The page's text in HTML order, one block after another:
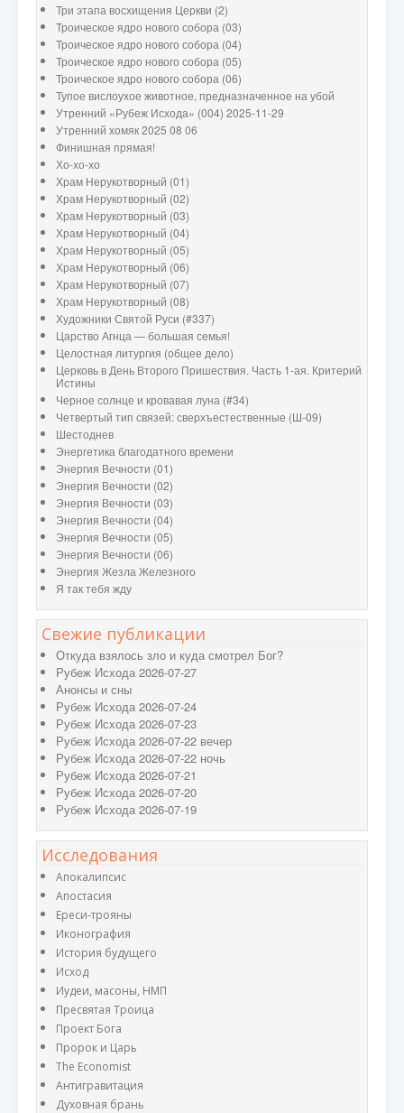
Три этапа восхищения Церкви (2)
Троическое ядро нового собора (03)
Троическое ядро нового собора (04)
Троическое ядро нового собора (05)
Троическое ядро нового собора (06)
Тупое вислоухое животное, предназначенное на убой
Утренний «Рубеж Исхода» (004) 2025-11-29
Утренний хомяк 2025 08 06
Финишная прямая!
Хо-хо-хо
Храм Нерукотворный (01)
Храм Нерукотворный (02)
Храм Нерукотворный (03)
Храм Нерукотворный (04)
Храм Нерукотворный (05)
Храм Нерукотворный (06)
Храм Нерукотворный (07)
Храм Нерукотворный (08)
Художники Святой Руси (#337)
Царство Агнца — большая семья!
Целостная литургия (общее дело)
Церковь в День Второго Пришествия. Часть 1-ая. Критерий
Истины
Черное солнце и кровавая луна (#34)
Четвертый тип связей: сверхъестественные (Ш-09)
Шестоднев
Энергетика благодатного времени
Энергия Вечности (01)
Энергия Вечности (02)
Энергия Вечности (03)
Энергия Вечности (04)
Энергия Вечности (05)
Энергия Вечности (06)
Энергия Жезла Железного
Я так тебя жду
Свежие публикации
Откуда взялось зло и куда смотрел Бог?
Рубеж Исхода 2026-07-27
Анонсы и сны
Рубеж Исхода 2026-07-24
Рубеж Исхода 2026-07-23
Рубеж Исхода 2026-07-22 вечер
Рубеж Исхода 2026-07-22 ночь
Рубеж Исхода 2026-07-21
Рубеж Исхода 2026-07-20
Рубеж Исхода 2026-07-19
Исследования
Апокалипсис
Апостасия
Ереси-трояны
Иконография
История будущего
Исход
Иудеи, масоны, НМП
Пресвятая Троица
Проект Бога
Пророк и Царь
The Economist
Антигравитация
Духовная брань